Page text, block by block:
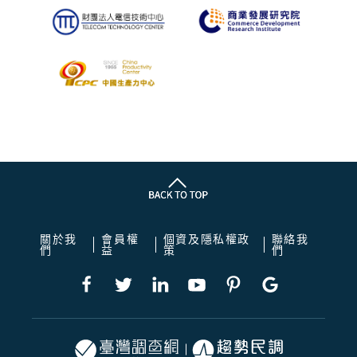
關於我
們
會員權
益
個資及隱私權政
策
聯絡我
們